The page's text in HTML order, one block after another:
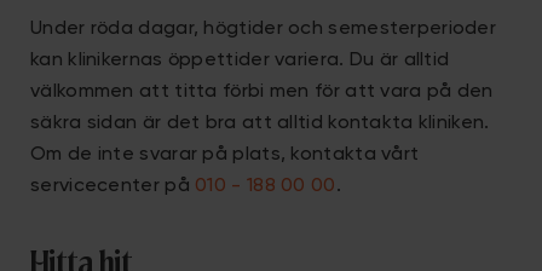
Under röda dagar, högtider och semesterperioder
kan klinikernas öppettider variera. Du är alltid
välkommen att titta förbi men för att vara på den
säkra sidan är det bra att alltid kontakta kliniken.
Om de inte svarar på plats, kontakta vårt
servicecenter på 010 - 188 00 00.